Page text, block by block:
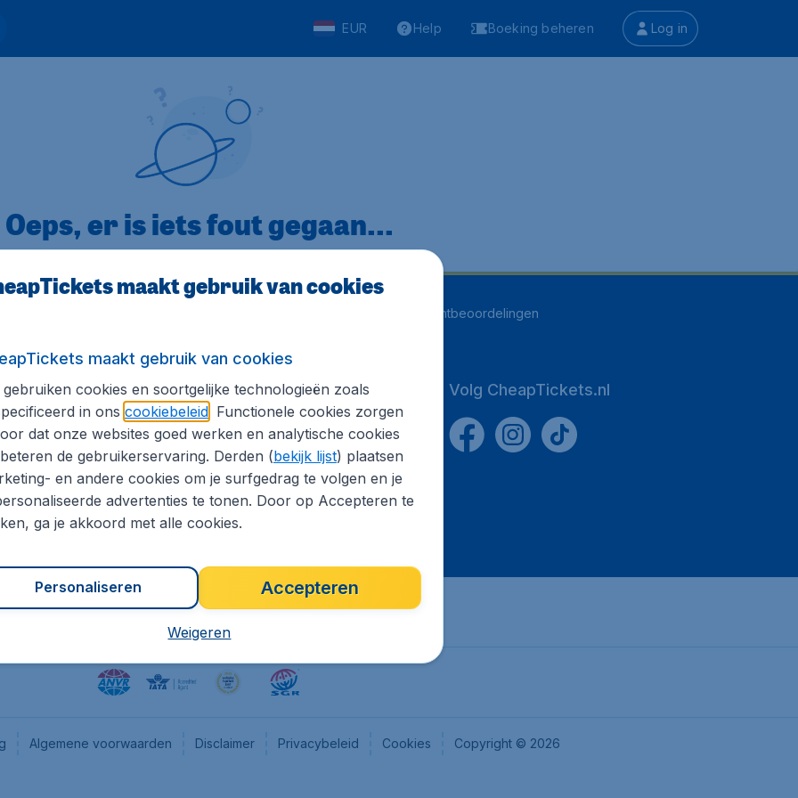
EUR Help Boeking beheren Log in
Oeps, er is iets fout gegaan...
klantbeoordelingen
informatie
pers
Internationale sites
CheapTickets.be
Flugladen.de
CheapTickets.ch
CheapTickets.sg
Volg CheapTickets.nl
Algemene voorwaarden Disclaimer Privacybeleid Cookies Copyright © 2026
maakt gebruik van cookies
maakt gebruik van cookies
gebruiken cookies en soortgelijke technologieën zoals
in ons cookiebeleid. Functionele cookies zorgen
dat onze websites goed werken en analytische cookies
de gebruikerservaring. Derden (bekijk lijst) plaatsen
en andere cookies om je surfgedrag te volgen en je
advertenties te tonen. Door op Accepteren te
ga je akkoord met alle cookies.
Accepteren
Personaliseren
Weigeren